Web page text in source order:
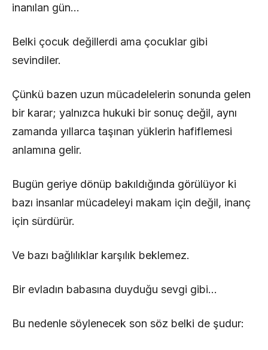
inanılan gün…
Belki çocuk değillerdi ama çocuklar gibi
sevindiler.
Çünkü bazen uzun mücadelelerin sonunda gelen
bir karar; yalnızca hukuki bir sonuç değil, aynı
zamanda yıllarca taşınan yüklerin hafiflemesi
anlamına gelir.
Bugün geriye dönüp bakıldığında görülüyor ki
bazı insanlar mücadeleyi makam için değil, inanç
için sürdürür.
Ve bazı bağlılıklar karşılık beklemez.
Bir evladın babasına duyduğu sevgi gibi…
Bu nedenle söylenecek son söz belki de şudur: